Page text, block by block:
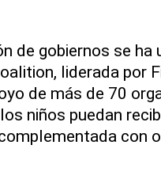
de gobiernos se ha
liderada por
de más de 70
niños puedan
con